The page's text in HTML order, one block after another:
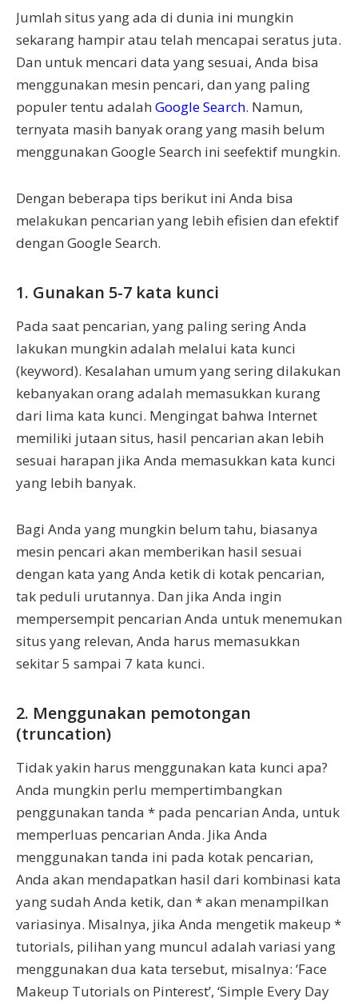
Jumlah situs yang ada di dunia ini mungkin
sekarang hampir atau telah mencapai seratus juta.
Dan untuk mencari data yang sesuai, Anda bisa
menggunakan mesin pencari, dan yang paling
populer tentu adalah Google Search. Namun,
ternyata masih banyak orang yang masih belum
menggunakan Google Search ini seefektif mungkin.
Dengan beberapa tips berikut ini Anda bisa
melakukan pencarian yang lebih efisien dan efektif
dengan Google Search.
1. Gunakan 5-7 kata kunci
Pada saat pencarian, yang paling sering Anda
lakukan mungkin adalah melalui kata kunci
(keyword). Kesalahan umum yang sering dilakukan
kebanyakan orang adalah memasukkan kurang
dari lima kata kunci. Mengingat bahwa Internet
memiliki jutaan situs, hasil pencarian akan lebih
sesuai harapan jika Anda memasukkan kata kunci
yang lebih banyak.
Bagi Anda yang mungkin belum tahu, biasanya
mesin pencari akan memberikan hasil sesuai
dengan kata yang Anda ketik di kotak pencarian,
tak peduli urutannya. Dan jika Anda ingin
mempersempit pencarian Anda untuk menemukan
situs yang relevan, Anda harus memasukkan
sekitar 5 sampai 7 kata kunci.
2. Menggunakan pemotongan
(truncation)
Tidak yakin harus menggunakan kata kunci apa?
Anda mungkin perlu mempertimbangkan
penggunakan tanda * pada pencarian Anda, untuk
memperluas pencarian Anda. Jika Anda
menggunakan tanda ini pada kotak pencarian,
Anda akan mendapatkan hasil dari kombinasi kata
yang sudah Anda ketik, dan * akan menampilkan
variasinya. Misalnya, jika Anda mengetik makeup *
tutorials, pilihan yang muncul adalah variasi yang
menggunakan dua kata tersebut, misalnya: ‘Face
Makeup Tutorials on Pinterest’, ‘Simple Every Day